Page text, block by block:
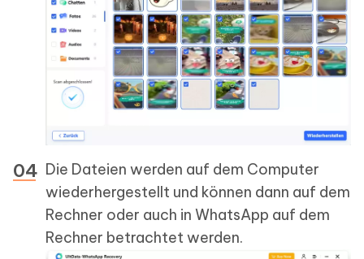
Die Dateien werden auf dem Computer
wiederhergestellt und können dann auf dem
Rechner oder auch in WhatsApp auf dem
Rechner betrachtet werden.